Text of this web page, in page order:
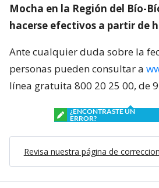
Mocha en la Región del Bío-
hacerse efectivos a partir de
Ante cualquier duda sobre la
personas pueden consultar a
línea gratuita 800 20 25 00, de
¿ENCONTRASTE UN
ERROR?
Revisa nuestra página de